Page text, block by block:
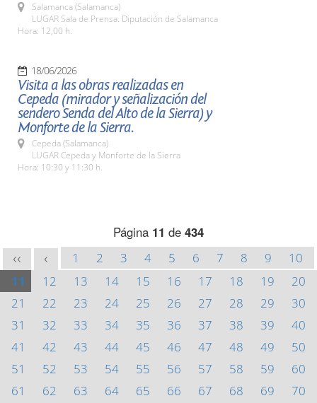
Salamanca (Salamanca)
LUGAR Sala de Prensa. Diputación de Salamanca
Hora: 12,00 h.
18/06/2026
Visita a las obras realizadas en
Cepeda (mirador y señalización del
sendero Senda del Alto de la Sierra) y
Monforte de la Sierra.
Cepeda (Salamanca)
LUGAR Cepeda y Monforte de la Sierra
Hora: 10:30 y 11:30 h.
Página 11 de 434
<< < 1 2 3 4 5 6 7 8 9
10
11
12 13 14 15 16 17 18 19
20
21
22 23 24 25 26 27 28 29
30
31
32 33 34 35 36 37 38 39
40
41
42 43 44 45 46 47 48 49
50
51
52 53 54 55 56 57 58 59
60
61
62 63 64 65 66 67 68 69
70